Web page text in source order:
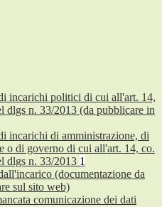
incarichi politici di cui all'art. 14,
dlgs n. 33/2013 (da pubblicare in
incarichi di amministrazione, di
o di governo di cui all'art. 14, co.
dlgs n. 33/2013 1
(documentazione da
sul sito web)
comunicazione dei dati